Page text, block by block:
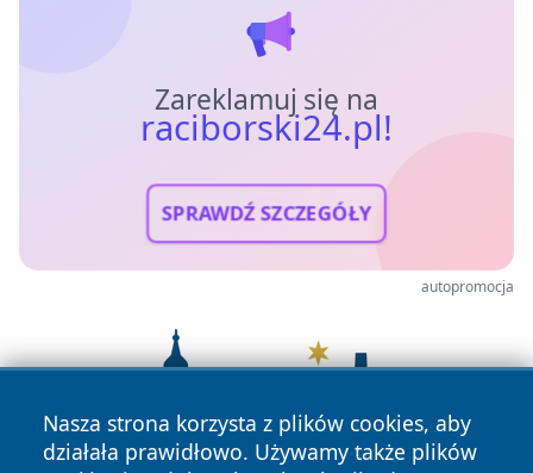
Zareklamuj się na
raciborski24.pl!
SPRAWDŹ SZCZEGÓŁY
autopromocja
Nasza strona korzysta z plików cookies, aby
działała prawidłowo. Używamy także plików